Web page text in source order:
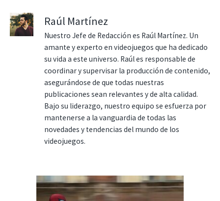
Raúl Martínez
Nuestro Jefe de Redacción es Raúl Martínez. Un
amante y experto en videojuegos que ha dedicado
su vida a este universo. Raúl es responsable de
coordinar y supervisar la producción de contenido,
asegurándose de que todas nuestras
publicaciones sean relevantes y de alta calidad.
Bajo su liderazgo, nuestro equipo se esfuerza por
mantenerse a la vanguardia de todas las
novedades y tendencias del mundo de los
videojuegos.